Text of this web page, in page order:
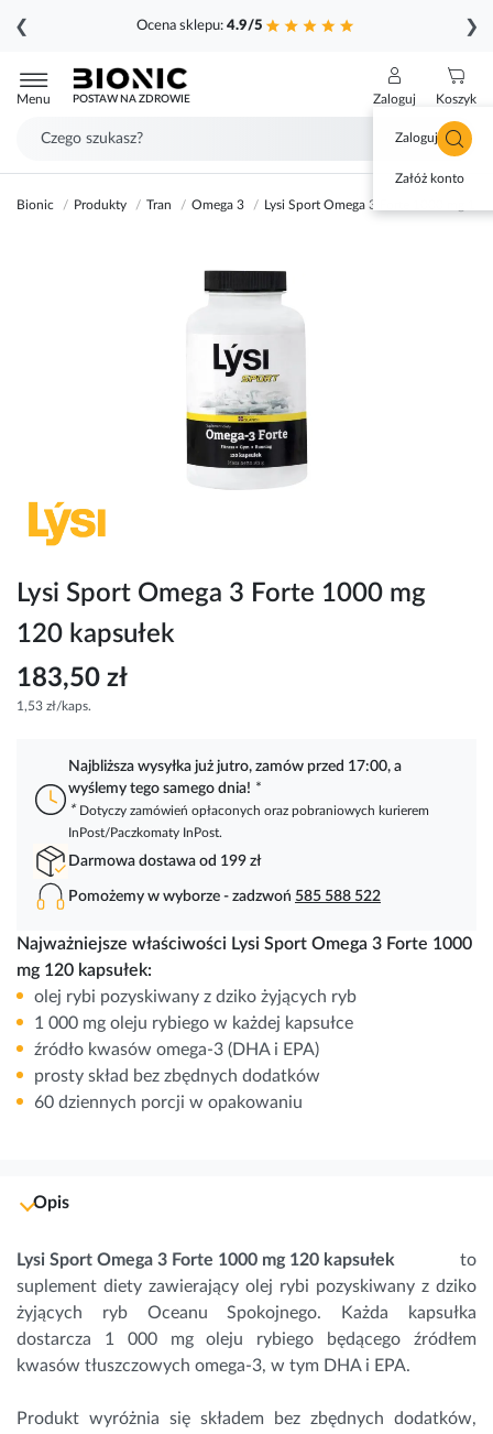
Ocena sklepu: 4.9/5
❮ ❯
do
treści
Menu POSTAW NA ZDROWIE Zaloguj
Zaloguj się
Załóż konto
Koszyk
Bionic Produkty Tran Omega 3 Lysi Sport Omega 3 Forte 1000 mg 120
Przejdź
początek
Lysi Sport Omega 3 Forte 1000 mg
120 kapsułek
183,50 zł
1,53 zł/kaps.
Najbliższa wysyłka już jutro, zamów przed 17:00, a
wyślemy tego samego dnia! *
* Dotyczy zamówień opłaconych oraz pobraniowych kurierem
InPost/Paczkomaty InPost.
Darmowa dostawa od 199 zł
Pomożemy w wyborze - zadzwoń 585 588 522
Najważniejsze właściwości Lysi Sport Omega 3 Forte 1000
mg 120 kapsułek:
olej rybi pozyskiwany z dziko żyjących ryb
1 000 mg oleju rybiego w każdej kapsułce
źródło kwasów omega-3 (DHA i EPA)
prosty skład bez zbędnych dodatków
60 dziennych porcji w opakowaniu
Opis
Lysi Sport Omega 3 Forte 1000 mg 120 kapsułek to
suplement diety zawierający olej rybi pozyskiwany z dziko
żyjących ryb Oceanu Spokojnego. Każda kapsułka
dostarcza 1 000 mg oleju rybiego będącego źródłem
kwasów tłuszczowych omega-3, w tym DHA i EPA.
Produkt wyróżnia się składem bez zbędnych dodatków,